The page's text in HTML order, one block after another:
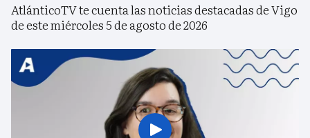
AtlánticoTV te cuenta las noticias destacadas de Vigo
de este miércoles 5 de agosto de 2026